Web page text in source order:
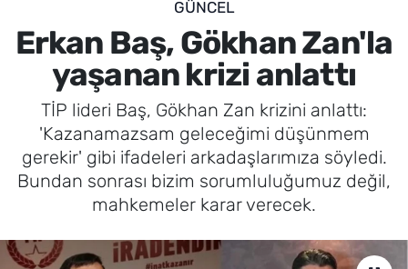
GÜNCEL
Erkan Baş, Gökhan Zan'la
yaşanan krizi anlattı
TİP lideri Baş, Gökhan Zan krizini anlattı:
'Kazanamazsam geleceğimi düşünmem
gerekir' gibi ifadeleri arkadaşlarımıza söyledi.
Bundan sonrası bizim sorumluluğumuz değil,
mahkemeler karar verecek.